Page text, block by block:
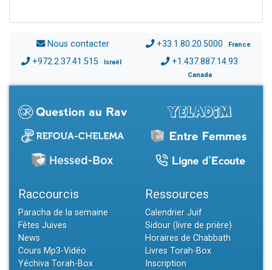
Nous contacter +33.1.80.20.5000 France
+972.2.37.41.515 Israël +1.437.887.14.93
Canada
Raccourcis
Paracha de la semaine
Fêtes Juives
News
Cours Mp3-Vidéo
Yéchiva Torah-Box
Ressources
Calendrier Juif
Sidour (livre de prière)
Horaires de Chabbath
Livres Torah-Box
Inscription